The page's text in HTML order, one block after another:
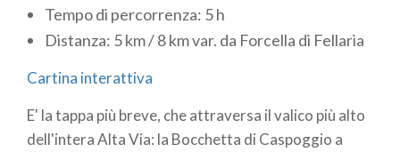
Tempo di percorrenza: 5 h
Distanza: 5 km / 8 km var. da Forcella di Fellaria
Cartina interattiva
E' la tappa più breve, che attraversa il valico più alto
dell'intera Alta Via: la Bocchetta di Caspoggio a